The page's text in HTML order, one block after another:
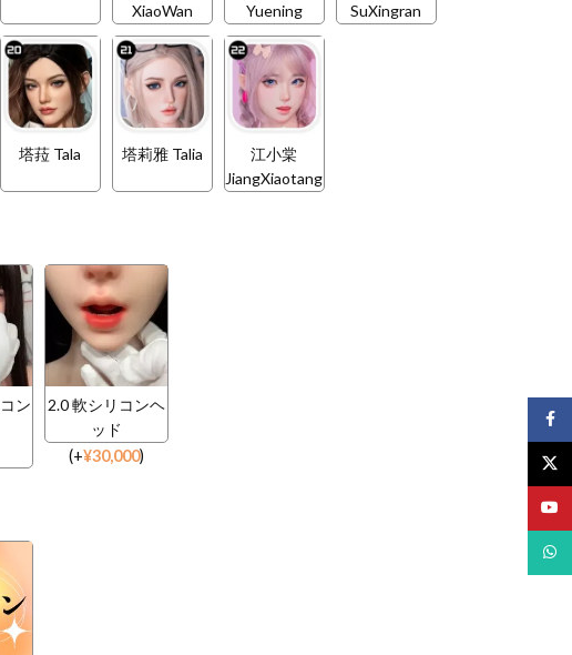
XiaoWan
Yuening
SuXingran
塔菈 Tala 塔莉雅 Talia
江小棠
JiangXiaotang
ン
2.0 軟シリコンヘ
ッド
(+¥30,000)